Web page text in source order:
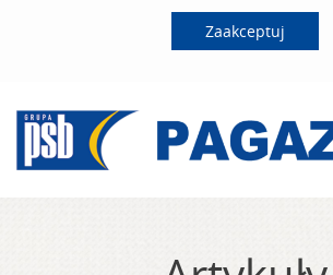
Zaakceptuj